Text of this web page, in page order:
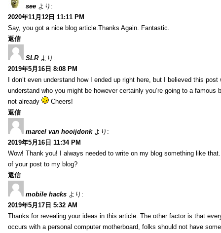
see より:
2020年11月12日 11:11 PM
Say, you got a nice blog article.Thanks Again. Fantastic.
返信
SLR より:
2019年5月16日 8:08 PM
I don’t even understand how I ended up right here, but I believed this post
understand who you might be however certainly you’re going to a famous
not already
Cheers!
返信
marcel van hooijdonk より:
2019年5月16日 11:34 PM
Wow! Thank you! I always needed to write on my blog something like
of your post to my blog?
返信
mobile hacks より:
2019年5月17日 5:32 AM
Thanks for revealing your ideas in this article. The other factor is that
occurs with a personal computer motherboard, folks should not have